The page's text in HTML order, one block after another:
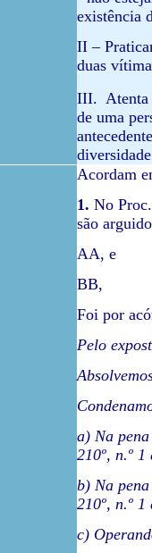
existência
II –
duas
III. Atenta
de uma
Acordam
1. No
são
AA, e
BB,
Foi por
Pelo
a) Na
210º, n.º
b) Na
210º, n.º
c)